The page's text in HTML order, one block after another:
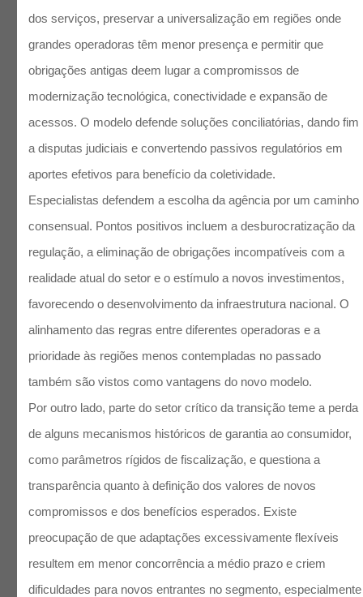
dos serviços, preservar a universalização em regiões onde
grandes operadoras têm menor presença e permitir que
obrigações antigas deem lugar a compromissos de
modernização tecnológica, conectividade e expansão de
acessos. O modelo defende soluções conciliatórias, dando fim
a disputas judiciais e convertendo passivos regulatórios em
aportes efetivos para benefício da coletividade.
Especialistas defendem a escolha da agência por um caminho
consensual. Pontos positivos incluem a desburocratização da
regulação, a eliminação de obrigações incompatíveis com a
realidade atual do setor e o estímulo a novos investimentos,
favorecendo o desenvolvimento da infraestrutura nacional. O
alinhamento das regras entre diferentes operadoras e a
prioridade às regiões menos contempladas no passado
também são vistos como vantagens do novo modelo.
Por outro lado, parte do setor crítico da transição teme a perda
de alguns mecanismos históricos de garantia ao consumidor,
como parâmetros rígidos de fiscalização, e questiona a
transparência quanto à definição dos valores de novos
compromissos e dos benefícios esperados. Existe
preocupação de que adaptações excessivamente flexíveis
resultem em menor concorrência a médio prazo e criem
dificuldades para novos entrantes no segmento, especialmente